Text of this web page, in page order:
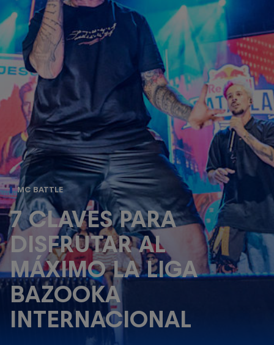
MC BATTLE
7 CLAVES PARA
DISFRUTAR AL
MÁXIMO LA LIGA
BAZOOKA
INTERNACIONAL